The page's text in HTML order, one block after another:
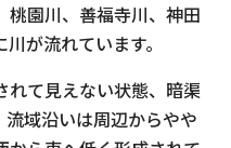
桃園川、善福寺川、神田
が流れています。
れて見えない状態、暗渠
流域沿いは周辺からやや